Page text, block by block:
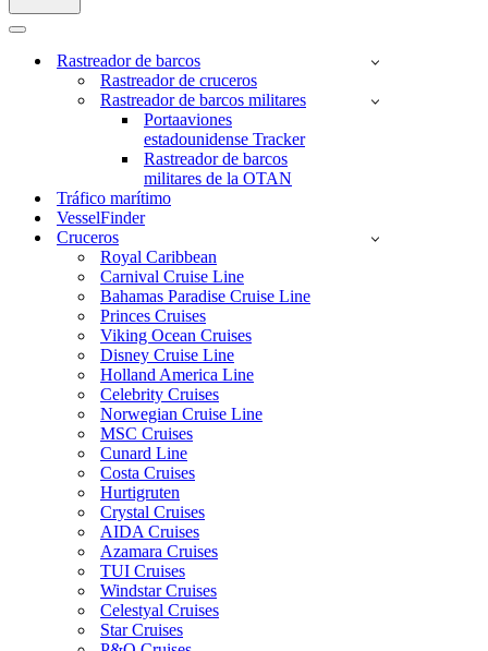
Menú
navegaciónRastreador de barcos
Rastreador de cruceros
Rastreador de barcos militares
Portaaviones
estadounidense Tracker
Rastreador de barcos
militares de la OTAN
Tráfico marítimo
VesselFinder
Cruceros
Royal Caribbean
Carnival Cruise Line
Bahamas Paradise Cruise Line
Princes Cruises
Viking Ocean Cruises
Disney Cruise Line
Holland America Line
Celebrity Cruises
Norwegian Cruise Line
MSC Cruises
Cunard Line
Costa Cruises
Hurtigruten
Crystal Cruises
AIDA Cruises
Azamara Cruises
TUI Cruises
Windstar Cruises
Celestyal Cruises
Star Cruises